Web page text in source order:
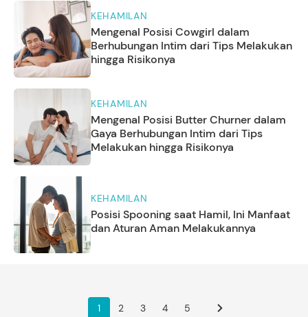
KEHAMILAN
Mengenal Posisi Cowgirl dalam
Berhubungan Intim dari Tips Melakukan
hingga Risikonya
KEHAMILAN
Mengenal Posisi Butter Churner dalam
Gaya Berhubungan Intim dari Tips
Melakukan hingga Risikonya
KEHAMILAN
Posisi Spooning saat Hamil, Ini Manfaat
dan Aturan Aman Melakukannya
1 2 3 4 5